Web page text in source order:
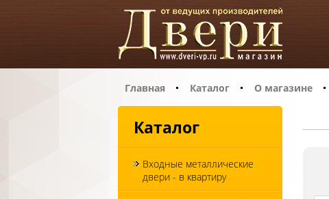
Главная Каталог О магазине
Каталог
Входные металлические
двери - в квартиру